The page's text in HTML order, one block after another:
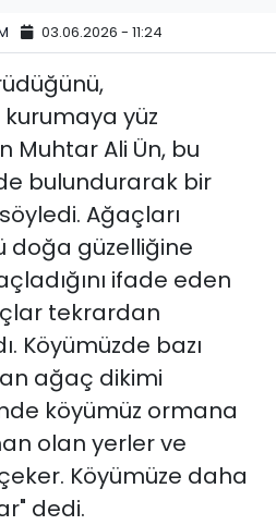
03.06.2026 - 11:24
kurumaya yüz
Muhtar Ali Ün, bu
bulundurarak bir
Ağaçları
doğa güzelliğine
ifade eden
tekrardan
Köyümüzde bazı
ağaç dikimi
köyümüz ormana
olan yerler ve
Köyümüze daha
dedi.